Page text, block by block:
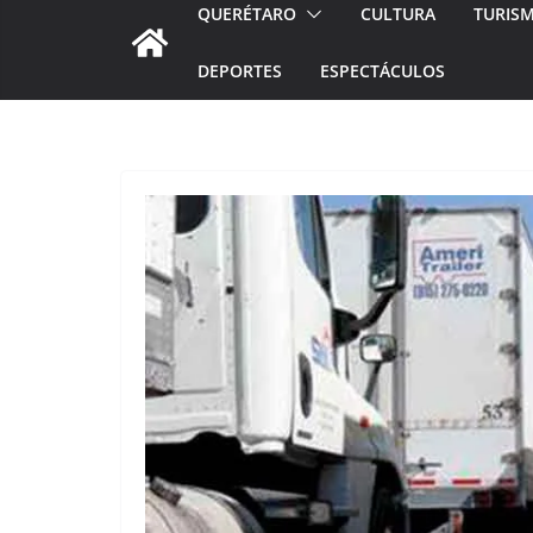
QUERÉTARO CULTURA
DEPORTES ESPECTÁCULOS